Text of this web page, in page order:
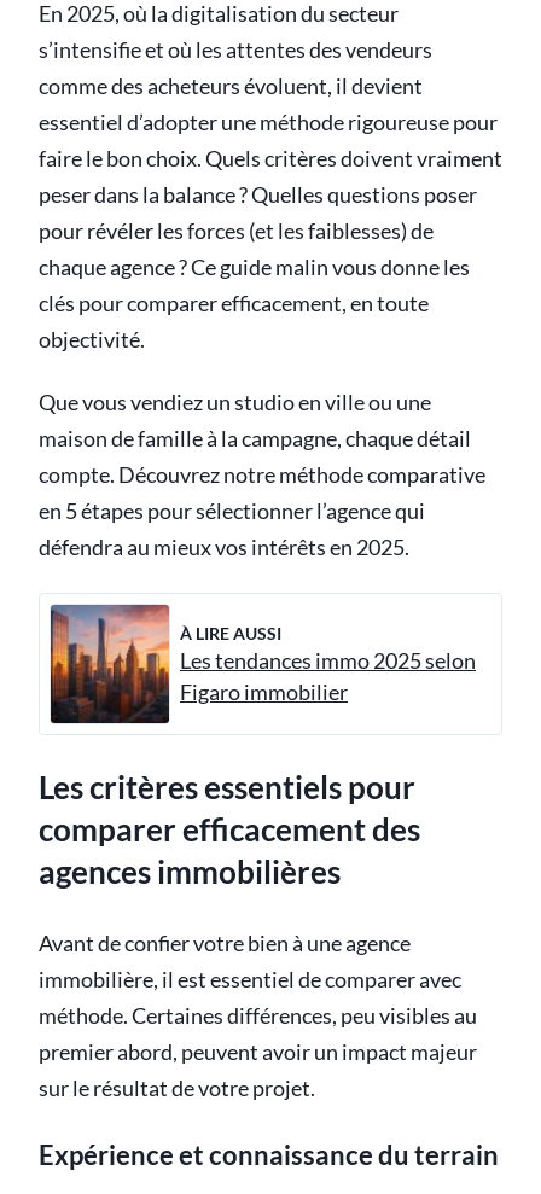
En 2025, où la digitalisation du secteur
s’intensifie et où les attentes des vendeurs
comme des acheteurs évoluent, il devient
essentiel d’adopter une méthode rigoureuse pour
faire le bon choix. Quels critères doivent vraiment
peser dans la balance ? Quelles questions poser
pour révéler les forces (et les faiblesses) de
chaque agence ? Ce guide malin vous donne les
clés pour comparer efficacement, en toute
objectivité.
Que vous vendiez un studio en ville ou une
maison de famille à la campagne, chaque détail
compte. Découvrez notre méthode comparative
en 5 étapes pour sélectionner l’agence qui
défendra au mieux vos intérêts en 2025.
À LIRE AUSSI
Les tendances immo 2025 selon
Figaro immobilier
Les critères essentiels pour
comparer efficacement des
agences immobilières
Avant de confier votre bien à une agence
immobilière, il est essentiel de comparer avec
méthode. Certaines différences, peu visibles au
premier abord, peuvent avoir un impact majeur
sur le résultat de votre projet.
Expérience et connaissance du terrain